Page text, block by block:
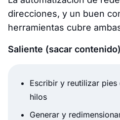
direcciones, y un buen
herramientas cubre
Saliente (sacar
Escribir y reutilizar
hilos
Generar y